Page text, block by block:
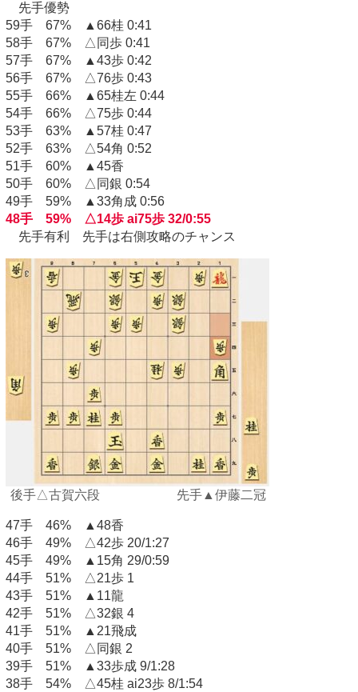
先手優勢
59手 67% ▲66桂 0:41
58手 67% △同歩 0:41
57手 67% ▲43歩 0:42
56手 67% △76歩 0:43
55手 66% ▲65桂左 0:44
54手 66% △75歩 0:44
53手 63% ▲57桂 0:47
52手 63% △54角 0:52
51手 60% ▲45香
50手 60% △同銀 0:54
49手 59% ▲33角成 0:56
48手 59% △14歩 ai75歩 32/0:55
先手有利 先手は右側攻略のチャンス
後手△古賀六段 先手▲伊藤二冠
47手 46% ▲48香
46手 49% △42歩 20/1:27
45手 49% ▲15角 29/0:59
44手 51% △21歩 1
43手 51% ▲11龍
42手 51% △32銀 4
41手 51% ▲21飛成
40手 51% △同銀 2
39手 51% ▲33歩成 9/1:28
38手 54% △45桂 ai23歩 8/1:54